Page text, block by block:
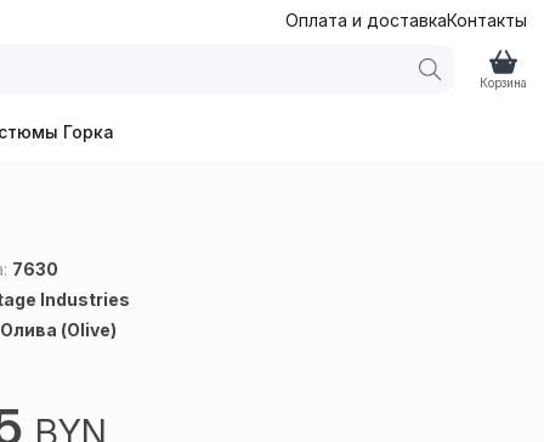
Оплата и доставкаКонтакты
Корзина
Горка
7630
Industries
Олива (Olive)
BYN